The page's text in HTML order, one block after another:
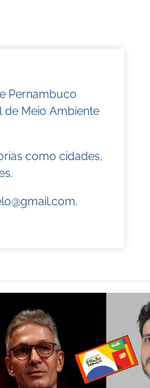
Pernambuco
de Meio Ambiente
como cidades,
.